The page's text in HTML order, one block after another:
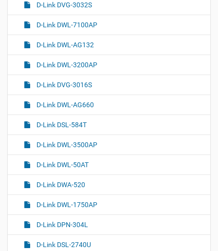
D-Link DVG-3032S
D-Link DWL-7100AP
D-Link DWL-AG132
D-Link DWL-3200AP
D-Link DVG-3016S
D-Link DWL-AG660
D-Link DSL-584T
D-Link DWL-3500AP
D-Link DWL-50AT
D-Link DWA-520
D-Link DWL-1750AP
D-Link DPN-304L
D-Link DSL-2740U